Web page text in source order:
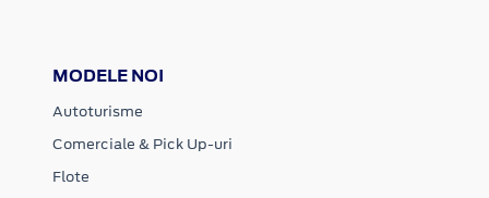
MODELE NOI
Autoturisme
Comerciale & Pick Up-uri
Flote